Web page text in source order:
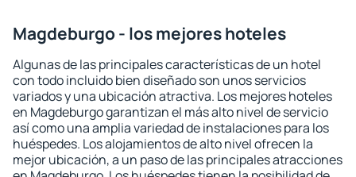
Magdeburgo - los mejores hoteles
Algunas de las principales características de un hotel
con todo incluido bien diseñado son unos servicios
variados y una ubicación atractiva. Los mejores hoteles
en Magdeburgo garantizan el más alto nivel de servicio
así como una amplia variedad de instalaciones para los
huéspedes. Los alojamientos de alto nivel ofrecen la
mejor ubicación, a un paso de las principales atracciones